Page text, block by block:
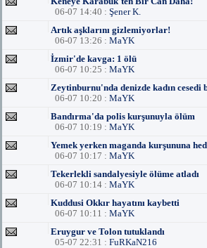
06-07 14:40 : Şener K.
Artık aşklarını gizlemiyorlar!
06-07 13:26 : MaYK
İzmir'de kavga: 1 ölü
06-07 10:25 : MaYK
Zeytinburnu'nda denizde kadın cesedi
06-07 10:20 : MaYK
Bandırma'da polis kurşunuyla ölüm
06-07 10:19 : MaYK
Yemek yerken maganda kurşununa
06-07 10:17 : MaYK
Tekerlekli sandalyesiyle ölüme atladı
06-07 10:14 : MaYK
Kuddusi Okkır hayatını kaybetti
06-07 10:11 : MaYK
Eruygur ve Tolon tutuklandı
05-07 22:31 : FuRKaN216